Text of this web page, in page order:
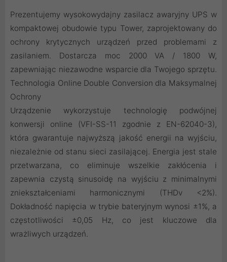
Prezentujemy wysokowydajny zasilacz awaryjny UPS w
kompaktowej obudowie typu Tower, zaprojektowany do
ochrony krytycznych urządzeń przed problemami z
zasilaniem. Dostarcza moc 2000 VA / 1800 W,
zapewniając niezawodne wsparcie dla Twojego sprzętu.
Technologia Online Double Conversion dla Maksymalnej
Ochrony
Urządzenie wykorzystuje technologię podwójnej
konwersji online (VFI-SS-11 zgodnie z EN-62040-3),
która gwarantuje najwyższą jakość energii na wyjściu,
niezależnie od stanu sieci zasilającej. Energia jest stale
przetwarzana, co eliminuje wszelkie zakłócenia i
zapewnia czystą sinusoidę na wyjściu z minimalnymi
zniekształceniami harmonicznymi (THDv <2%).
Dokładność napięcia w trybie bateryjnym wynosi ±1%, a
częstotliwości ±0,05 Hz, co jest kluczowe dla
wrażliwych urządzeń.